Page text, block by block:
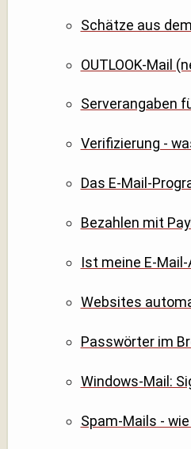
Schätze aus
OUTLOOK-Mail
Serverangaben
Verifizierung -
Das E-Mail-
Bezahlen mit
Ist meine E-
Websites
Passwörter im
Windows-Mail:
Spam-Mails -